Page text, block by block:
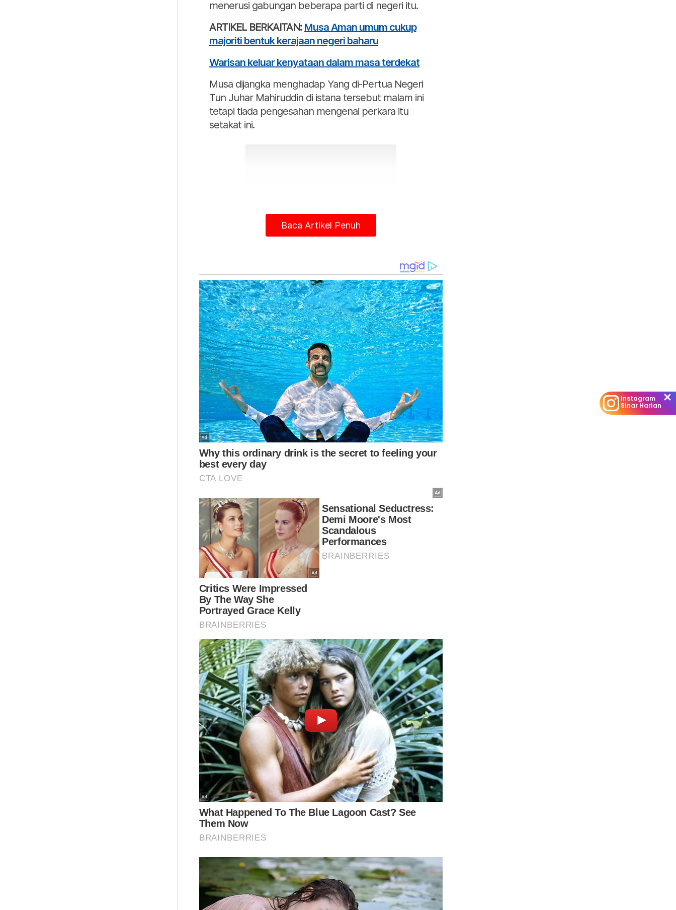
menerusi gabungan beberapa parti di negeri itu.
ARTIKEL BERKAITAN: Musa Aman umum cukup
majoriti bentuk kerajaan negeri baharu
Warisan keluar kenyataan dalam masa terdekat
Musa dijangka menghadap Yang di-Pertua Negeri
Tun Juhar Mahiruddin di istana tersebut malam ini
tetapi tiada pengesahan mengenai perkara itu
setakat ini.
Semasa sidang akhbar terdahulu, Musa berkata,
beliau akan menyerahkan surat akuan bersumpah
Ahli Dewan Undangan Negeri (ADUN) yang
mengesahkan pendirian mereka untuk menyokong
gabungan baharu yang diketuainya kepada Tun
Juhar.
Musa merupakan ADUN Sungai Sibuga dan
penyandang kerusi tunggal UMNO di Dewan
Undangan Negeri Sabah. - Bernama
Artikel Berkaitan:
Dakwaan salah laku, RoS digesa siasat UMNO Bahagian
Kota Kinabalu
Sekatan jalan raya seluruh negara tengah malam ini -
KPN
8 empangan utama di 5 negeri berada pada paras
Muat turun aplikasi Sinar Harian.Klik di sini!
Parti Warisan Sabah (Warisan)
Istana Negeri
Musa Aman
Artikel Disyorkan
Politik
Exco Negeri Sembilan: Spekulasi
terjawab, tiada wakil PH atau
Bersatu - Ahmad Maslan
NOR AZURA MD AMIN
07 Aug 2026 05:01pm
Politik
NORAFIZA JAAFAR
07 Aug 2026 04:29pm
Politik
Baca Artikel Penuh
Instagram
Sinar Harian